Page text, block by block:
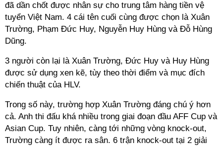
đã dần chốt được nhân sự cho trung tâm hàng tiền vệ
tuyển Việt Nam. 4 cái tên cuối cùng được chọn là Xuân
Trường, Phạm Đức Huy, Nguyễn Huy Hùng và Đỗ Hùng
Dũng.
3 người còn lại là Xuân Trường, Đức Huy và Huy Hùng
được sử dụng xen kẽ, tùy theo thời điểm và mục đích
chiến thuật của HLV.
Trong số này, trường hợp Xuân Trường đáng chú ý hơn
cả. Anh thi đấu khá nhiều trong giai đoạn đầu AFF Cup và
Asian Cup. Tuy nhiên, càng tới những vòng knock-out,
Trường càng ít được ra sân. 6 trận knock-out tại 2 giải